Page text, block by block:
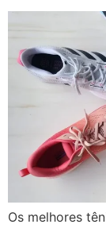
Os melhores